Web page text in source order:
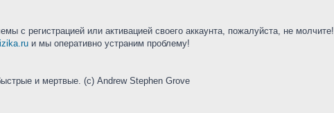
с регистрацией или активацией своего аккаунта, пожалуйста, не молчите!
и мы оперативно устраним проблему!
и мертвые. (с) Andrew Stephen Grove